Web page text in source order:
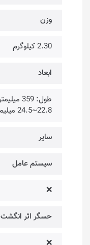
وزن
2.30 کیلوگرم
ابعاد
22.8~24.5 میلیمتر
سایر
سیستم عامل
❌
حسگر اثر انگشت